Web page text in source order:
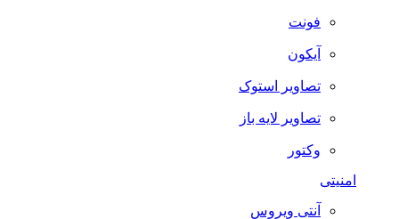
فونت
آیکون
تصاویر استوک
تصاویر لایه باز
وکتور
آنتی ویروس